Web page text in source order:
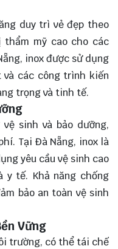
duy trì vẻ đẹp theo
mỹ cao cho các
inox được sử dụng
các công trình kiến
trọng và tinh tế.
sinh và bảo dưỡng,
Tại Đà Nẵng, inox là
yêu cầu vệ sinh cao
y tế. Khả năng chống
bảo an toàn vệ sinh
Vững
trường, có thể tái chế